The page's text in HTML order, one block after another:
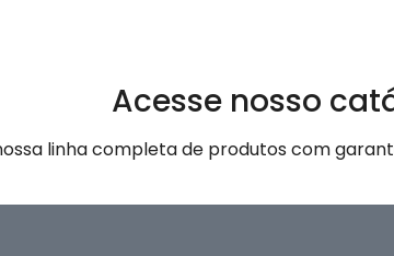
Acesse nosso
linha completa de produtos com